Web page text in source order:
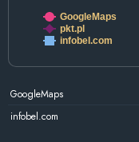
GoogleMaps
pkt.pl
infobel.com
GoogleMaps
infobel.com